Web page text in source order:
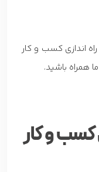
اندازی کسب و کار
همراه باشید.
کسب و کار